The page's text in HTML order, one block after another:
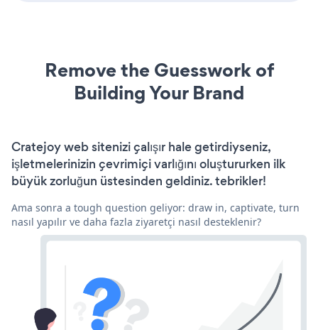
Remove the Guesswork of
Building Your Brand
Cratejoy web sitenizi çalışır hale getirdiyseniz,
işletmelerinizin çevrimiçi varlığını oluştururken ilk
büyük zorluğun üstesinden geldiniz. tebrikler!
Ama sonra a tough question geliyor: draw in, captivate, turn
nasıl yapılır ve daha fazla ziyaretçi nasıl desteklenir?